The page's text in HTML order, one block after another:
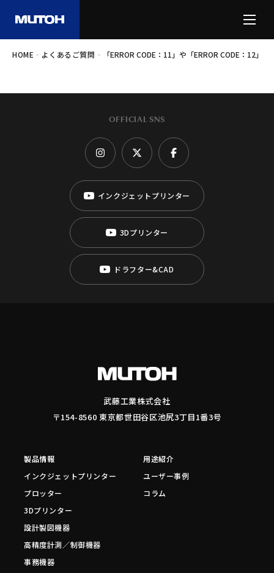
HOME - よくあるご質問 - 「ERROR CODE：11」や「ERROR CODE：12」
OFFICIAL SNS
インクジェットプリンター
3Dプリンター
ドラフター&CAD
武藤工業株式会社
〒154-8560 東京都世田谷区池尻3丁目1番3号
製品情報
インクジェットプリンター
プロッター
3Dプリンター
設計製図機器
高精度計測／制御機器
事務機器
用途紹介
ユーザー事例
コラム